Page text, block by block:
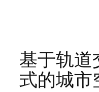
基于轨道
式的城市